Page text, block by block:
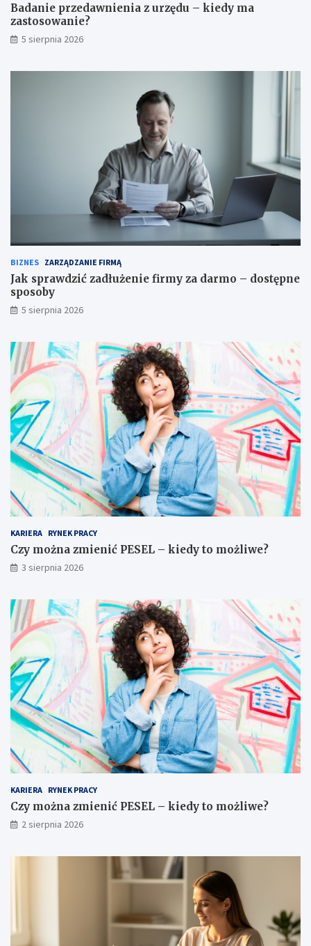
Badanie przedawnienia z urzędu – kiedy ma
zastosowanie?
5 sierpnia 2026
BIZNES ZARZĄDZANIE FIRMĄ
Jak sprawdzić zadłużenie firmy za darmo – dostępne
sposoby
5 sierpnia 2026
KARIERA RYNEK PRACY
Czy można zmienić PESEL – kiedy to możliwe?
3 sierpnia 2026
KARIERA RYNEK PRACY
Czy można zmienić PESEL – kiedy to możliwe?
2 sierpnia 2026